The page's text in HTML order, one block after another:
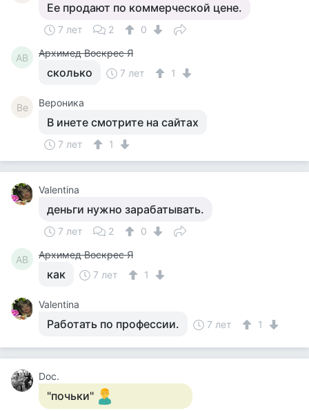
Ее продают по коммерческой цене.
7 лет 2 0
АВ Архимед Воскрес Я
сколько 7 лет 1
Ве Вероника
В инете смотрите на сайтах
7 лет 1
Valentina
деньги нужно зарабатывать.
7 лет 2 0
АВ Архимед Воскрес Я
как 7 лет 1
Valentina
Работать по профессии. 7 лет 1
Doc.
"почьки"